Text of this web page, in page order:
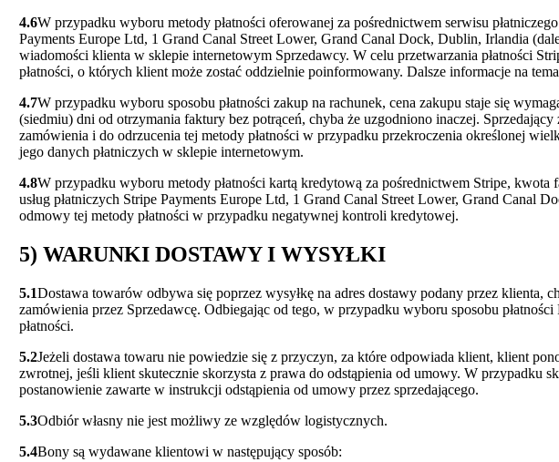
4.6W przypadku wyboru metody płatności oferowanej za pośrednictwem serwisu
Payments Europe Ltd, 1 Grand Canal Street Lower, Grand Canal Dock, Dublin, Irlandia
wiadomości klienta w sklepie internetowym Sprzedawcy. W celu przetwarzania płatności
płatności, o których klient może zostać oddzielnie poinformowany. Dalsze informacje na
4.7W przypadku wyboru sposobu płatności zakup na rachunek, cena zakupu staje się
(siedmiu) dni od otrzymania faktury bez potrąceń, chyba że uzgodniono inaczej.
zamówienia i do odrzucenia tej metody płatności w przypadku przekroczenia określonej
jego danych płatniczych w sklepie internetowym.
4.8W przypadku wyboru metody płatności kartą kredytową za pośrednictwem Stripe,
usług płatniczych Stripe Payments Europe Ltd, 1 Grand Canal Street Lower, Grand
odmowy tej metody płatności w przypadku negatywnej kontroli kredytowej.
5) WARUNKI DOSTAWY I WYSYŁKI
5.1Dostawa towarów odbywa się poprzez wysyłkę na adres dostawy podany przez klienta,
zamówienia przez Sprzedawcę. Odbiegając od tego, w przypadku wyboru sposobu
płatności.
5.2Jeżeli dostawa towaru nie powiedzie się z przyczyn, za które odpowiada klient, klient
zwrotnej, jeśli klient skutecznie skorzysta z prawa do odstąpienia od umowy. W przypadku
postanowienie zawarte w instrukcji odstąpienia od umowy przez sprzedającego.
5.3Odbiór własny nie jest możliwy ze względów logistycznych.
5.4Bony są wydawane klientowi w następujący sposób: